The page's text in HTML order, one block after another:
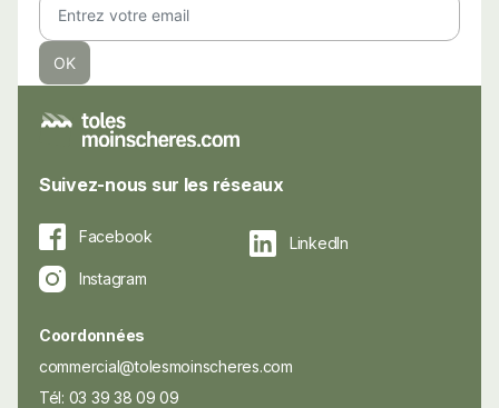
Suivez-nous sur les réseaux
Facebook
LinkedIn
Instagram
Coordonnées
commercial@tolesmoinscheres.com
Tél: 03 39 38 09 09